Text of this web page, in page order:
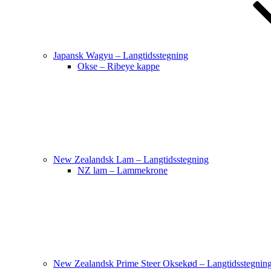
Japansk Wagyu – Langtidsstegning
Okse – Ribeye kappe
New Zealandsk Lam – Langtidsstegning
NZ lam – Lammekrone
New Zealandsk Prime Steer Oksekød –